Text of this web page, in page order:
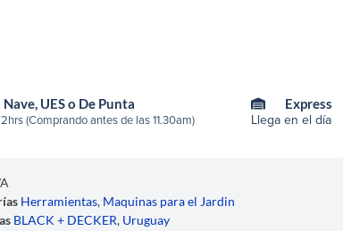
Nave, UES o De Punta
(Comprando antes de las 11.30am)
Express
Llega en el día
Herramientas, Maquinas para el Jardin
BLACK + DECKER, Uruguay